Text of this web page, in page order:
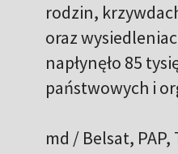
rodzin,
oraz
napłynęło 85
państwowych i
md / Belsat, PAP,